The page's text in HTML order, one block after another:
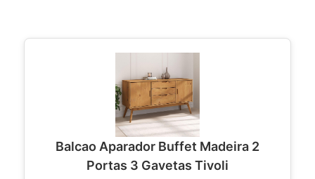
Balcao Aparador Buffet Madeira 2
Portas 3 Gavetas Tivoli